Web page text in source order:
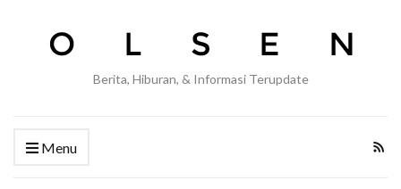
Berita, Hiburan, & Informasi Terupdate
Menu